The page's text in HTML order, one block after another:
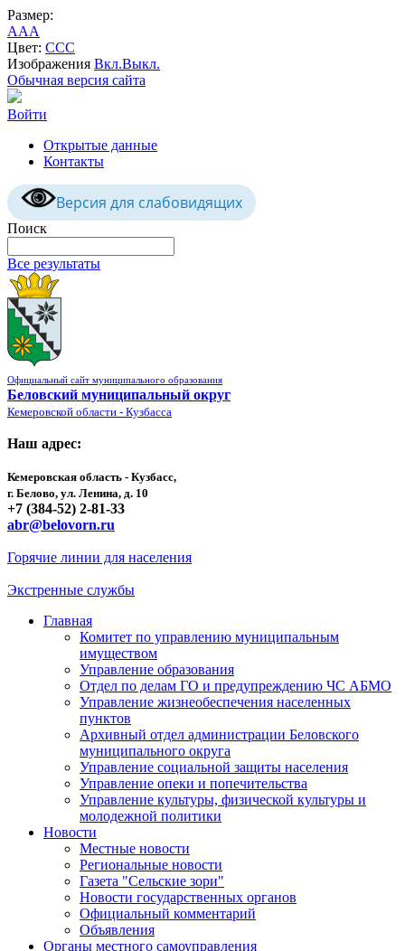
Размер:
AAA
Цвет: CCC
Изображения Вкл.Выкл.
Обычная версия сайта
Войти
Открытые данные
Контакты
Версия для слабовидящих
Поиск
Все результаты
Официальный сайт муниципального образования
Беловский муниципальный округ
Кемеровской области - Кузбасса
Наш адрес:
Кемеровская область - Кузбасс,
г. Белово, ул. Ленина, д. 10
+7 (384-52) 2-81-33
abr@belovorn.ru
Горячие линии для населения
Экстренные службы
Главная
Комитет по управлению муниципальным
имуществом
Управление образования
Отдел по делам ГО и предупреждению ЧС АБМО
Управление жизнеобеспечения населенных
пунктов
Архивный отдел администрации Беловского
муниципального округа
Управление социальной защиты населения
Управление опеки и попечительства
Управление культуры, физической культуры и
молодежной политики
Новости
Местные новости
Региональные новости
Газета "Сельские зори"
Новости государственных органов
Официальный комментарий
Объявления
Органы местного самоуправления